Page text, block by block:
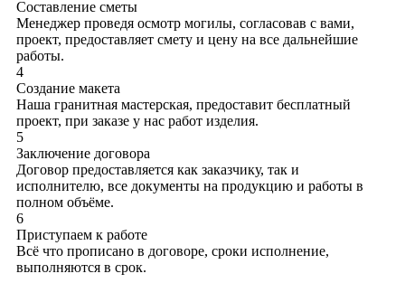
Составление сметы
Менеджер проведя осмотр могилы, согласовав с вами,
проект, предоставляет смету и цену на все дальнейшие
работы.
4
Создание макета
Наша гранитная мастерская, предоставит бесплатный
проект, при заказе у нас работ изделия.
5
Заключение договора
Договор предоставляется как заказчику, так и
исполнителю, все документы на продукцию и работы в
полном объёме.
6
Приступаем к работе
Всё что прописано в договоре, сроки исполнение,
выполняются в срок.